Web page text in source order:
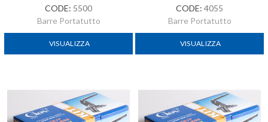
CODE: 5500
Barre Portatutto
VISUALIZZA
CODE: 4055
Barre Portatutto
VISUALIZZA